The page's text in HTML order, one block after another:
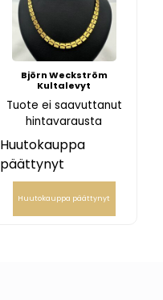
Björn Weckström
Kultalevyt
Tuote ei saavuttanut
hintavarausta
Huutokauppa
päättynyt
Huutokauppa päättynyt